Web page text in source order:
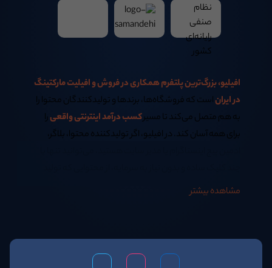
افیلیو، بزرگ‌ترین پلتفرم همکاری در فروش و افیلیت مارکتینگ
در ایراناست که فروشگاه‌ها، برندها و تولیدکنندگان محتوا را
به هم متصل می‌کند تا مسیرکسب درآمد اینترنتی واقعیرا
برای همه آسان کند. در افیلیو، اگر تولیدکننده محتوا، بلاگر،
می‌کنیدکسب درآمد اینترنتی در خانهمشاهده بیشتر